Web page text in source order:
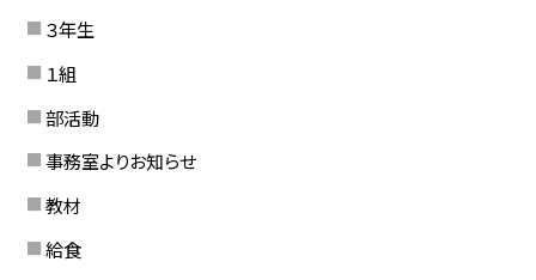
３年生
１組
部活動
事務室よりお知らせ
教材
給食